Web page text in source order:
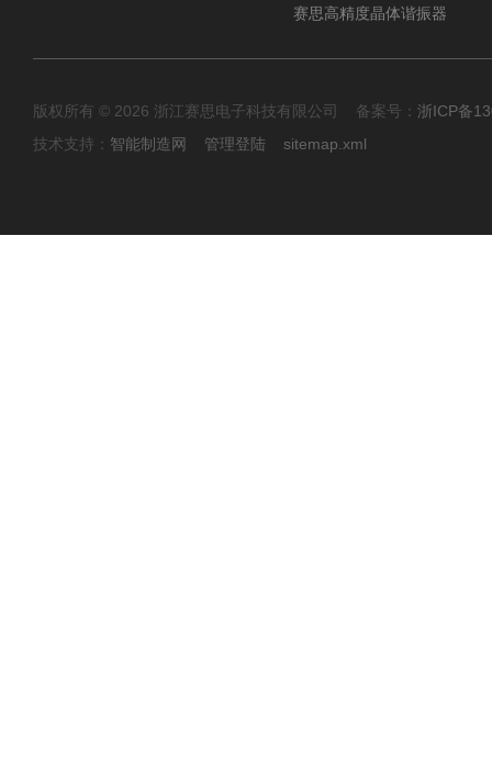
赛思高精度晶体谐振器
版权所有 © 2026 浙江赛思电子科技有限公司 备案号： 浙ICP备
技术支持： 智能制造网 管理登陆 sitemap.xml